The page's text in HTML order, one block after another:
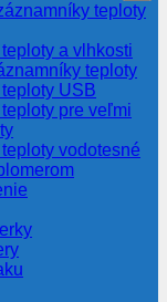
teploty
a vlhkosti
teploty
USB
pre veľmi
vodotesné